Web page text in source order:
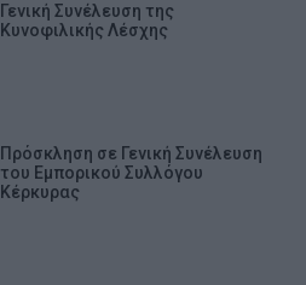
Γενική Συνέλευση της
Κυνοφιλικής Λέσχης
Πρόσκληση σε Γενική Συνέλευση
του Εμπορικού Συλλόγου
Κέρκυρας